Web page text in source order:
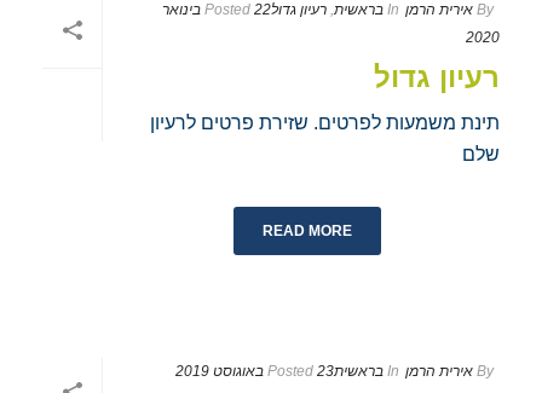
By אירית הרמן In בראשית, רעיון גדול Posted 22 בינואר
2020
רעיון גדול
תינת משמעות לפרטים. שזירת פרטים לרעיון
שלם
READ MORE
By אירית הרמן In בראשית Posted 23 באוגוסט 2019